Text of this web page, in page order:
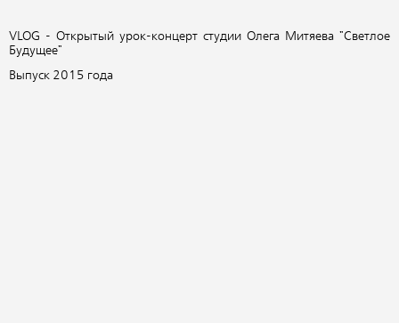
VLOG - Открытый урок-концерт студии Олега Митяева "Светлое
Будущее"
Выпуск 2015 года